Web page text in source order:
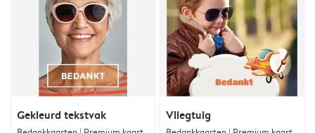
Gekleurd tekstvak Vliegtuig